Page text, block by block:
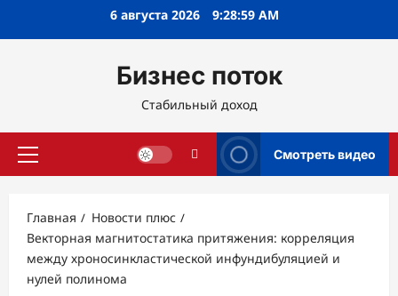
6 августа 2026 9:29:00 AM
Бизнес поток
Стабильный доход
Основное
Смотреть видео
Главная
Новости плюс
Векторная магнитостатика притяжения: корреляция
между хроносинкластической инфундибуляцией и
нулей полинома